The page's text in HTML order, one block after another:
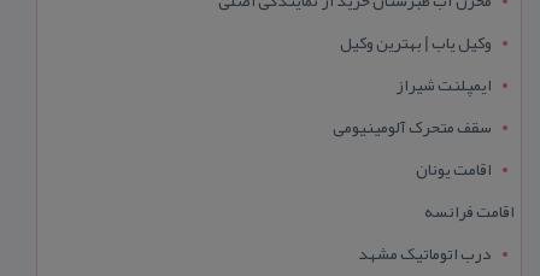
وکیل یاب | بهترین وکیل
ایمپلنت شیراز
سقف متحرک آلومینیومی
اقامت یونان
اقامت فرانسه
درب اتوماتیک مشهد